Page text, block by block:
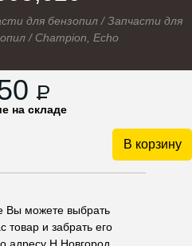
для бензопил /Запчасти для
/ Champion, Echo
P
на складе
В корзину
Вы можете выбрать
товар и забрать его